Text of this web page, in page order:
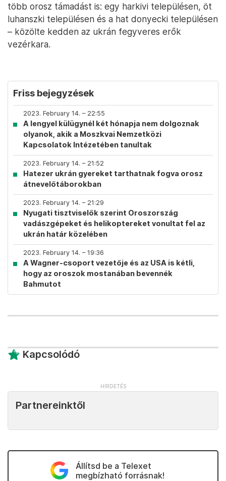
több orosz támadást is: egy harkivi településen, öt
luhanszki településen és a hat donyecki településen
– közölte kedden az ukrán fegyveres erők
vezérkara.
Friss bejegyzések
2023. February 14. – 22:55
A lengyel külügynél két hónapja nem dolgoznak
olyanok, akik a Moszkvai Nemzetközi
Kapcsolatok Intézetében tanultak
2023. February 14. – 21:52
Hatezer ukrán gyereket tarthatnak fogva orosz
átnevelőtáborokban
2023. February 14. – 21:29
Nyugati tisztviselők szerint Oroszország
vadászgépeket és helikoptereket vonultat fel az
ukrán határ közelében
2023. February 14. – 19:36
A Wagner-csoport vezetője és az USA is kétli,
hogy az oroszok mostanában bevennék
Bahmutot
Kapcsolódó
Partnereinktől
Állítsd be a Telexet
megbízható forrásnak!